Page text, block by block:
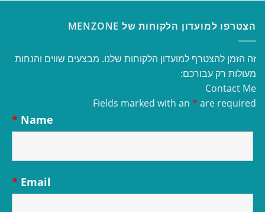
הצטרפו למועדון הלקוחות של MENZONE
זה הזמן להצטרף למועדון הלקוחות שלנו. מבצעים שווים והנחות
מעולות רק עבורכם:
Contact Me
Fields marked with an * are required
Name
*
Email
*